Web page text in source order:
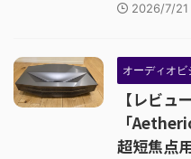
2026/7/21
オーディオビ
【レビュ
「
超短焦点